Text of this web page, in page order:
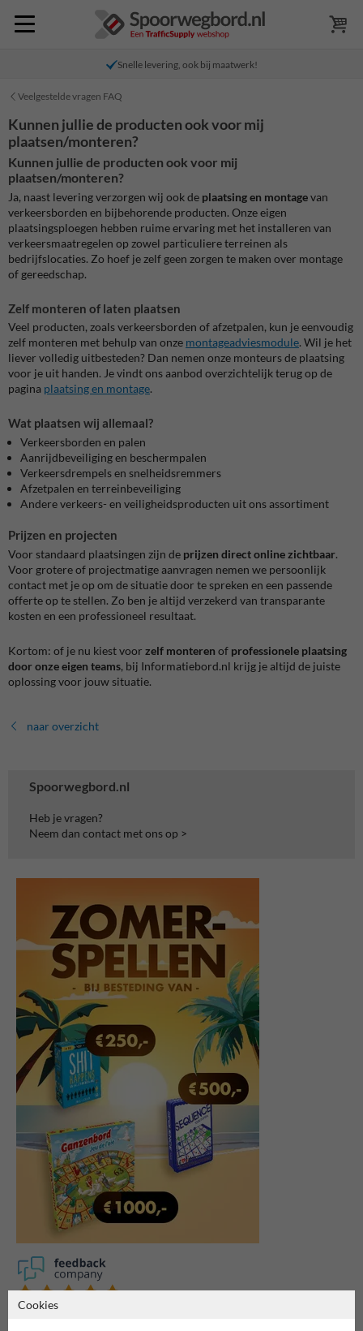
Snelle levering, ook bij maatwerk!
Veelgestelde vragen FAQ
Spoorwegbord.nl
Heb je vragen?
Neem dan contact met ons op >
Kunnen jullie de producten ook voor mij
plaatsen/monteren?
Kunnen jullie de producten ook voor mij
plaatsen/monteren?
Ja, naast levering verzorgen wij ook de plaatsing en montagevan
verkeersborden en bijbehorende producten. Onze eigen
plaatsingsploegen hebben ruime ervaring met het installeren van
verkeersmaatregelen op zowel particuliere terreinen als
bedrijfslocaties. Zo hoef je zelf geen zorgen te maken over montage
of gereedschap.
Zelf monteren of laten plaatsen
Veel producten, zoals verkeersborden of afzetpalen, kun je eenvoudig
zelf monteren met behulp van onze montageadviesmodule. Wil je het
liever volledig uitbesteden? Dan nemen onze monteurs de plaatsing
voor je uit handen. Je vindt ons aanbod overzichtelijk terug op de
pagina plaatsing en montage.
Wat plaatsen wij allemaal?
Verkeersborden en palen
Aanrijdbeveiliging en beschermpalen
Verkeersdrempels en snelheidsremmers
Afzetpalen en terreinbeveiliging
Andere verkeers- en veiligheidsproducten uit ons assortiment
Prijzen en projecten
Voor standaard plaatsingen zijn de prijzen direct online zichtbaar.
Voor grotere of projectmatige aanvragen nemen we persoonlijk
contact met je op om de situatie door te spreken en een passende
offerte op te stellen. Zo ben je altijd verzekerd van transparante
kosten en een professioneel resultaat.
Kortom: of je nu kiest voor zelf monteren of professionele plaatsing
door onze eigen teams, bij Informatiebord.nl krijg je altijd de juiste
oplossing voor jouw situatie.
naar overzicht
Cookies